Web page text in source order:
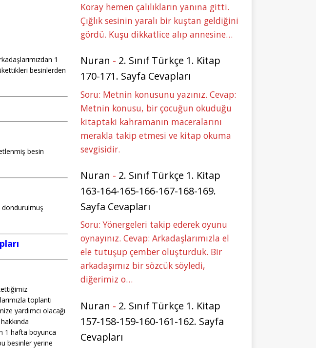
1
besinlerden
besin
dondurulmuş
toplantı
yardımcı olacağı
1 hafta boyunca
besinler yerine
Koray hemen çalılıkların yanına gitti.
Çığlık sesinin yaralı bir kuştan geldiğini
gördü. Kuşu dikkatlice alıp annesine…
Nuran - 2. Sınıf Türkçe 1. Kitap
170-171. Sayfa Cevapları
Soru: Metnin konusunu yazınız. Cevap:
Metnin konusu, bir çocuğun okuduğu
kitaptaki kahramanın maceralarını
merakla takip etmesi ve kitap okuma
sevgisidir.
Nuran - 2. Sınıf Türkçe 1. Kitap
163-164-165-166-167-168-169.
Sayfa Cevapları
Soru: Yönergeleri takip ederek oyunu
oynayınız. Cevap: Arkadaşlarımızla el
ele tutuşup çember oluşturduk. Bir
arkadaşımız bir sözcük söyledi,
diğerimiz o…
Nuran - 2. Sınıf Türkçe 1. Kitap
157-158-159-160-161-162. Sayfa
Cevapları